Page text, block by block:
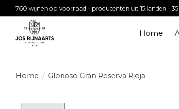
760 wijnen op voorraad - producenten uit 15 landen -
Home
Home / Glorioso Gran Reserva Rioja